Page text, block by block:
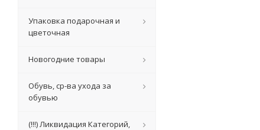
Упаковка подарочная и
цветочная
Новогодние товары
Обувь, ср-ва ухода за
обувью
(!!!) Ликвидация Категорий,